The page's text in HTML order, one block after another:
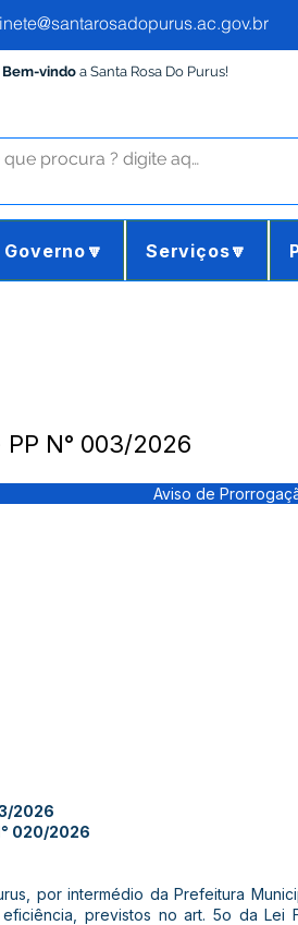
Bem-vindoa Santa Rosa Do Purus!
Governo🔽 Serviços🔽
N° 003/2026
Aviso de
2026
020/2026
por intermédio da Prefeitura
previstos no art. 5o da Lei